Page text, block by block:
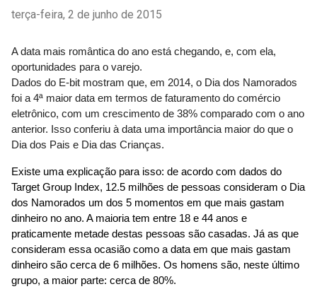
terça-feira, 2 de junho de 2015
A data mais romântica do ano está chegando, e, com ela,
oportunidades para o varejo.
Dados do E-bit mostram que, em 2014, o Dia dos Namorados
foi a 4ª maior data em termos de faturamento do comércio
eletrônico, com um crescimento de 38% comparado com o ano
anterior. Isso conferiu à data uma importância maior do que o
Dia dos Pais e Dia das Crianças.
Existe uma explicação para isso: de acordo com dados do
Target Group Index, 12.5 milhões de pessoas consideram o Dia
dos Namorados um dos 5 momentos em que mais gastam
dinheiro no ano. A maioria tem entre 18 e 44 anos e
praticamente metade destas pessoas são casadas. Já as que
consideram essa ocasião como a data em que mais gastam
dinheiro são cerca de 6 milhões. Os homens são, neste último
grupo, a maior parte: cerca de 80%.